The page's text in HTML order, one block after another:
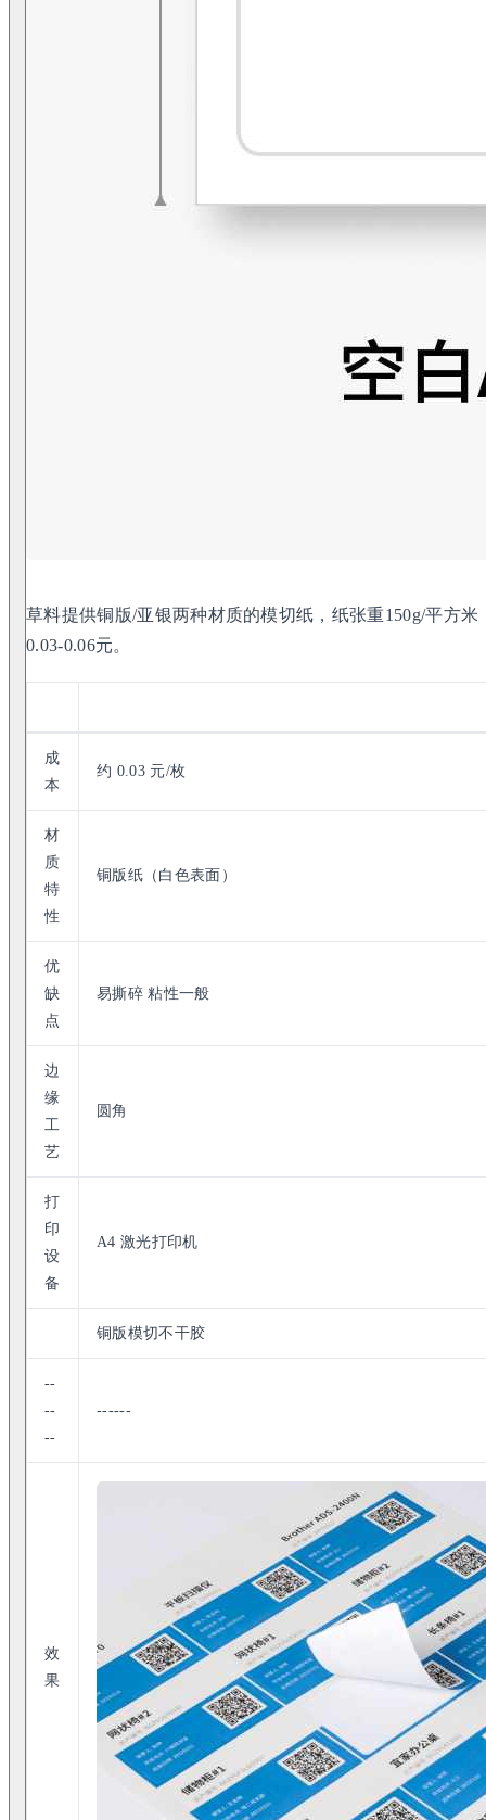
草料提供铜版/亚银两种材质的模切纸，纸张重150g/平方
0.03-0.06元。
成
本
约 0.03 元/枚
材
质
特
性
铜版纸（白色表面）
优
缺
点
易撕碎 粘性一般
边
缘
工
艺
圆角
打
印
设
备
A4 激光打印机
铜版模切不干胶
--
--
--
------
效
果